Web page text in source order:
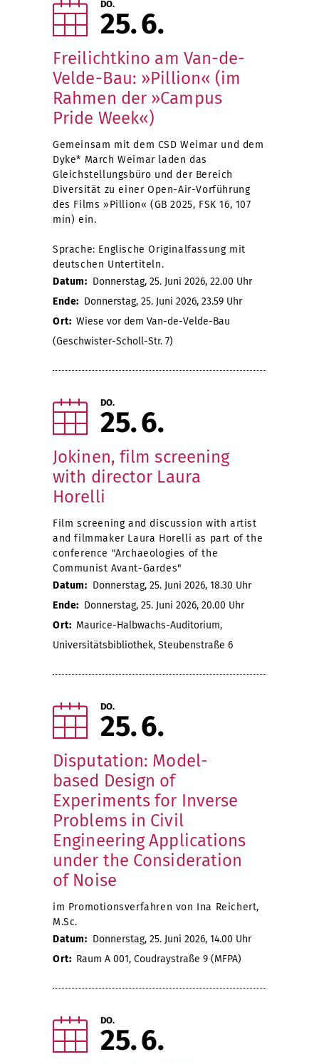
DO.
25 6
Freilichtkino am Van-de-
Velde-Bau: »Pillion« (im
Rahmen der »Campus
Pride Week«)
Gemeinsam mit dem CSD Weimar und dem
Dyke* March Weimar laden das
Gleichstellungsbüro und der Bereich
Diversität zu einer Open-Air-Vorführung
des Films »Pillion« (GB 2025, FSK 16, 107
min) ein.
Sprache: Englische Originalfassung mit
deutschen Untertiteln.
Datum: Donnerstag, 25. Juni 2026, 22.00 Uhr
Ende: Donnerstag, 25. Juni 2026, 23.59 Uhr
Ort: Wiese vor dem Van-de-Velde-Bau
(Geschwister-Scholl-Str. 7)
DO.
25 6
Jokinen, film screening
with director Laura
Horelli
Film screening and discussion with artist
and filmmaker Laura Horelli as part of the
conference "Archaeologies of the
Communist Avant-Gardes"
Datum: Donnerstag, 25. Juni 2026, 18.30 Uhr
Ende: Donnerstag, 25. Juni 2026, 20.00 Uhr
Ort: Maurice-Halbwachs-Auditorium,
Universitätsbibliothek, Steubenstraße 6
DO.
25 6
Disputation: Model-
based Design of
Experiments for Inverse
Problems in Civil
Engineering Applications
under the Consideration
of Noise
im Promotionsverfahren von Ina Reichert,
M.Sc.
Datum: Donnerstag, 25. Juni 2026, 14.00 Uhr
Ort: Raum A 001, Coudraystraße 9 (MFPA)
DO.
25 6